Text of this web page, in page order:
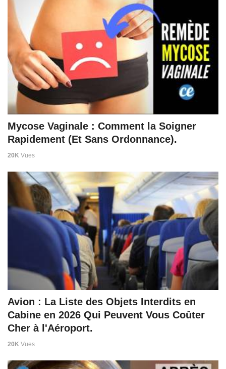
Mycose Vaginale : Comment la Soigner
Rapidement (Et Sans Ordonnance).
20K Vues
Avion : La Liste des Objets Interdits en
Cabine en 2026 Qui Peuvent Vous Coûter
Cher à l'Aéroport.
20K Vues